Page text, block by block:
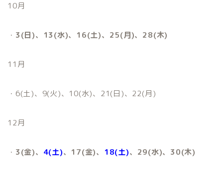
10月
・ 3(日)、13(水)、16(土)、25(月)、28(木)
11月
・6(土)、9(火)、10(水)、21(日)、22(月)
12月
・ 3(金)、 4(土)、17(金)、 18(土)、29(水)、30(木)